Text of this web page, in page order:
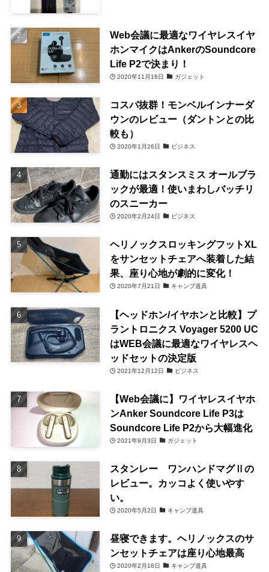
Web会議に最適なワイヤレスイヤ
ホンマイクはAnkerのSoundcore
Life P2で決まり！
2020年11月16日 ガジェット
コスパ抜群！モンベルインナーダ
ウンのレビュー（ダントンとの比
較も）
2020年1月26日 ビジネス
通勤にはスタンスミス オールブラ
ックが最適！使いまわしバッチリ
のスニーカー
2020年2月24日 ビジネス
ヘリノックスロッキングフットXL
をサンセットチェアへ装着した結
果、座り心地が劇的に変化！
2020年7月21日 キャンプ道具
【ヘッドホン/イヤホンと比較】プ
ラントロニクス Voyager 5200 UC
はWEB会議に最適なワイヤレスヘ
ッドセットの決定版
2021年12月12日 ビジネス
【Web会議に】ワイヤレスイヤホ
ンAnker Soundcore Life P3は
Soundcore Life P2から大幅進化
2021年9月3日 ガジェット
スタンレー ワンハンドマグⅡの
レビュー。カッコよく使いやす
い。
2020年5月2日 キャンプ道具
昼寝できます。ヘリノックスのサ
ンセットチェアは座り心地最高
2020年2月16日 キャンプ道具